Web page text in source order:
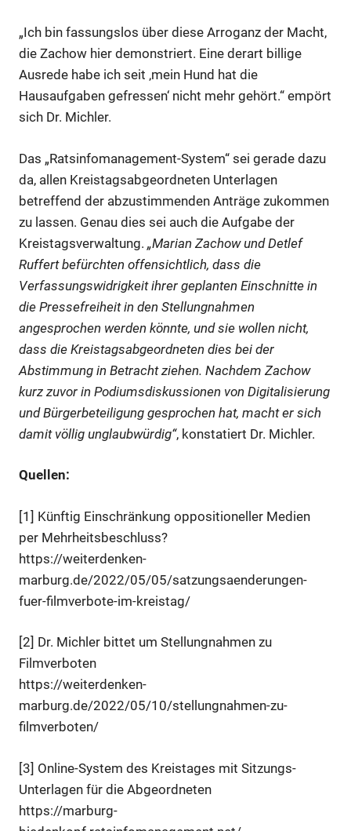
„Ich bin fassungslos über diese Arroganz der Macht,
die Zachow hier demonstriert. Eine derart billige
Ausrede habe ich seit ‚mein Hund hat die
Hausaufgaben gefressen‘ nicht mehr gehört.“ empört
sich Dr. Michler.
Das „Ratsinfomanagement-System“ sei gerade dazu
da, allen Kreistagsabgeordneten Unterlagen
betreffend der abzustimmenden Anträge zukommen
zu lassen. Genau dies sei auch die Aufgabe der
Kreistagsverwaltung. „Marian Zachow und Detlef
Ruffert befürchten offensichtlich, dass die
Verfassungswidrigkeit ihrer geplanten Einschnitte in
die Pressefreiheit in den Stellungnahmen
angesprochen werden könnte, und sie wollen nicht,
dass die Kreistagsabgeordneten dies bei der
Abstimmung in Betracht ziehen. Nachdem Zachow
kurz zuvor in Podiumsdiskussionen von Digitalisierung
und Bürgerbeteiligung gesprochen hat, macht er sich
damit völlig unglaubwürdig“, konstatiert Dr. Michler.
Quellen:
[1] Künftig Einschränkung oppositioneller Medien
per Mehrheitsbeschluss?
https://weiterdenken-
marburg.de/2022/05/05/satzungsaenderungen-
fuer-filmverbote-im-kreistag/
[2] Dr. Michler bittet um Stellungnahmen zu
Filmverboten
https://weiterdenken-
marburg.de/2022/05/10/stellungnahmen-zu-
filmverboten/
[3] Online-System des Kreistages mit Sitzungs-
Unterlagen für die Abgeordneten
https://marburg-